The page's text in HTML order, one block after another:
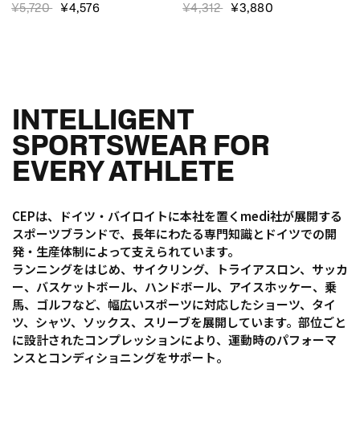
¥5,720 ¥4,576
¥4,312 ¥3,880
INTELLIGENT
SPORTSWEAR FOR
EVERY ATHLETE
CEPは、ドイツ・バイロイトに本社を置くmedi社が展開する
スポーツブランドで、長年にわたる専門知識とドイツでの開
発・生産体制によって支えられています。
ランニングをはじめ、サイクリング、トライアスロン、サッカ
ー、バスケットボール、ハンドボール、アイスホッケー、乗
馬、ゴルフなど、幅広いスポーツに対応したショーツ、タイ
ツ、シャツ、ソックス、スリーブを展開しています。部位ごと
に設計されたコンプレッションにより、運動時のパフォーマ
ンスとコンディショニングをサポート。